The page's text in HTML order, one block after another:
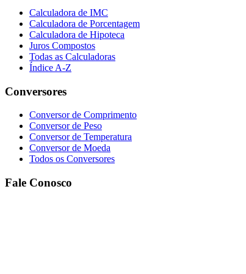
Calculadora de IMC
Calculadora de Porcentagem
Calculadora de Hipoteca
Juros Compostos
Todas as Calculadoras
Índice A-Z
Conversores
Conversor de Comprimento
Conversor de Peso
Conversor de Temperatura
Conversor de Moeda
Todos os Conversores
Fale Conosco